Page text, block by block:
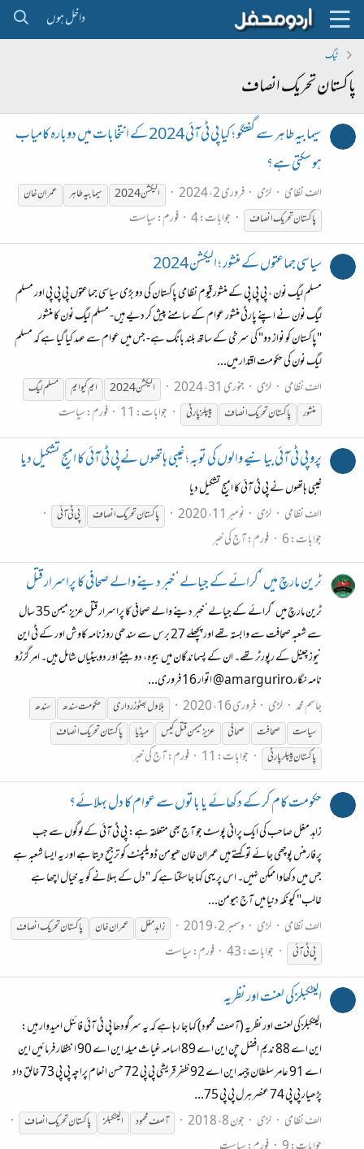
داخل ہوں
ٹیگ
پاکستان تحریک انصاف
سیمابیہ طاہر سے گفتگو ؛ کیا پی ٹی آئی 2024 کے انتخابات میں دوبارہ کامیاب
ہو سکتی ہے؟
الف نظامی لڑی فروری 2، 2024 الیکشن 2024 سیمابیہ طاہر
عمران خان
پاکستانتحریکانصاف جوابات: 4 فورم:سیاست
سیاسی جماعتوں کے منشور ؛ الیکشن 2024
مسلم لیگ نون ، پی پی پی کے منشور قیوم نظامی پاکستان کی دو بڑی سیاسی جماعتوں پی پی پی اور مسلم
لیگ نون نے اپنے پارٹی منشور عوام کے سامنے پیش کر دیے ہیں- مسلم لیگ نون کا منشور
"پاکستان کو نواز دو" کی سرخی کے ساتھ بلند بانگ ہے- جس میں عوام سے عہد کیا گیا ہے کہ مسلم
لیگ نون کی حکومت اقتدار میں...
الف نظامی
لڑی جنوری 31، 2024 الیکشن 2024 ایم کیو ایم
مسلم لیگ
منشور
پاکستانتحریکانصاف پیپلز پارٹی جوابات: 11 فورم:سیاست
پرو پی ٹی آئی بیانیے والوں کی توبہ ؛ غیبی ہاتھوں نے پی ٹی آئی کا امیج تشکیل دیا
غیبی ہاتھوں نے پی ٹی آئی کا امیج تشکیل دیا
الف نظامی
لڑی نومبر 11، 2020 پاکستانتحریکانصاف پی ٹی آئی
جوابات: 6 فورم:آج کی خبر
ٹرین مارچ میں ’کرائے کے جیالے‘ خبر دینے والے صحافی کا پراسرار قتل
ٹرین مارچ میں ’کرائے کے جیالے‘ خبر دینے والے صحافی کا پراسرار قتل عزیز میمن 35 سال
سے شعبہ صحافت سے وابستہ تھے اور پچھلے 27 برس سے سندھی روزنامہ کاوش اور کے ٹی این
نیوز چینل کے رپورٹر تھے۔ ان کے پسماندگان میں بیوہ، دو بیٹے اور دوبیٹیاں شامل ہیں۔ امر گرُڑو
نامہ نگار amarguriro@ اتوار 16 فروری...
جاسم محمد لڑی فروری 16، 2020 بلاول بھٹو زرداری حکومت سندھ
سندھ
سیاست
صحافت صحافی عزیز میمن قتل کیس میڈیا پاکستانتحریکانصاف
پاکستانپیپلر پارٹی جوابات: 11 فورم:آج کی خبر
حکومت کام کر کے دکھائے یا باتوں سے عوام کا دل بہلائے؟
زاہد مغل صاحب کی ایک پرانی پوسٹ جو آج بھی متعلقہ ہے: پی ٹی آئی کے لوگوں سے جب
پرفارمنس پوچھی جائے تو کہتے ہیں عمران خان ھیومن ڈویلپمنٹ کو ترجیح دیتا ہے اور یہ ایسا شعبہ ہے
جس میں دکھاوا ممکن نہیں۔ اس پر یہی کہا جاسکتا ہے کہ "دل کے بہلانے کو یہ خیال اچھا ہے
غالب" کیونکہ دنیا میں آج ہیومن...
الف نظامی
لڑی دسمبر 2، 2019 زاہد مغل عمران خان پاکستانتحریکانصاف
پی ٹی آئی
جوابات: 43 فورم:سیاست
الیٹکبلز کی لعنت اور نظریہ
الیٹکبلز کی لعنت اور نظریہ (آصف محمود) کہا جا رہا ہے کہ یہ سرگودھا پی ٹی آئی فائنل امیدوار ہیں:
این اے 88 ندیم افضل چن این اے 89 اسامہ غیاث میلہ این اے 90 انتظار فرمائیں این
اے 91 عامر سلطان چیمہ این اے 92 ظفر قریشی پی پی 72 حسن انعام پراچہ پی پی 73 خالق داد
پڑھیار پی پی 74 عنصر ہرل پی پی 75...
الف نظامی
لڑی جون 8، 2018 آصف محمود الیٹکبلز پاکستانتحریکانصاف